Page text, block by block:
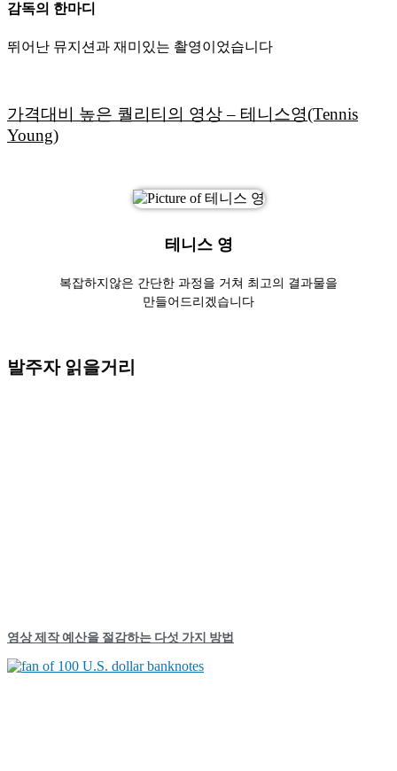
감독의 한마디
뛰어난 뮤지션과 재미있는 촬영이었습니다
가격대비 높은 퀄리티의 영상 – 테니스영(Tennis
Young)
테니스 영
복잡하지않은 간단한 과정을 거쳐 최고의 결과물을
만들어드리겠습니다
발주자 읽을거리
영상 제작 예산을 절감하는 다섯 가지 방법